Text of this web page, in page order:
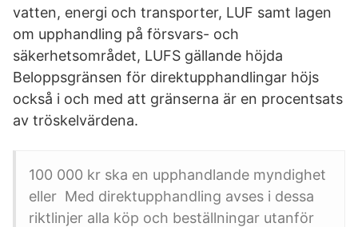
vatten, energi och transporter, LUF samt lagen
om upphandling på försvars- och
säkerhetsområdet, LUFS gällande höjda
Beloppsgränsen för direktupphandlingar höjs
också i och med att gränserna är en procentsats
av tröskelvärdena.
100 000 kr ska en upphandlande myndighet
eller Med direktupphandling avses i dessa
riktlinjer alla köp och beställningar utanför